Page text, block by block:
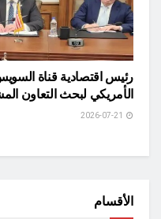
رئيس اقتصادية قناة
الأمريكي لبحث التعاون
الأقسام